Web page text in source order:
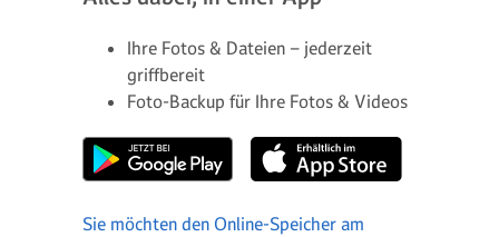
Ihre Fotos & Dateien – jederzeit
griffbereit
Foto-Backup für Ihre Fotos & Videos
Sie möchten den Online-Speicher am